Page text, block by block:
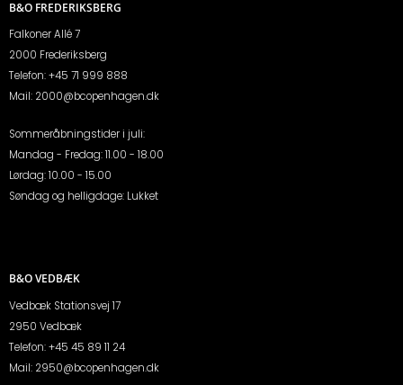
B&O FREDERIKSBERG
Falkoner Allé 7
2000 Frederiksberg
Telefon:+45 71 999 888
Mail: 2000@bcopenhagen.dk
Sommeråbningstider i juli:
Mandag - Fredag: 11.00 - 18.00
Lørdag: 10.00 - 15.00
Søndag og helligdage: Lukket
B&O VEDBÆK
Vedbæk Stationsvej 17
2950 Vedbæk
Telefon:+45 45 89 11 24
Mail: 2950@bcopenhagen.dk